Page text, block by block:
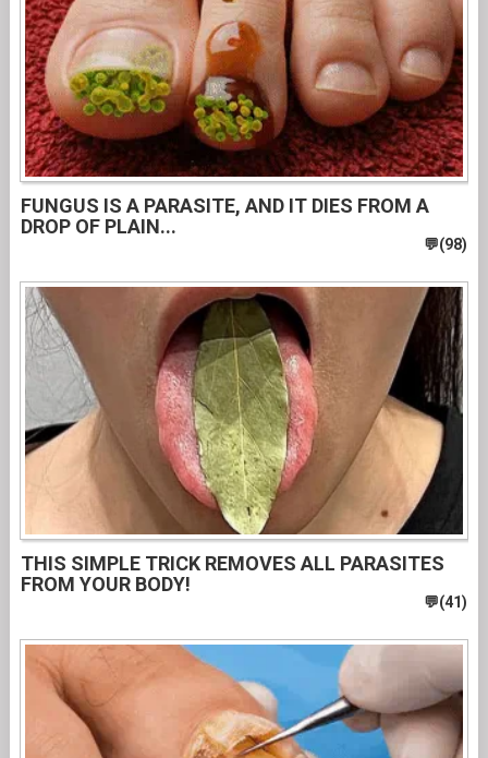
FUNGUS IS A PARASITE, AND IT DIES FROM A
DROP OF PLAIN...
THIS SIMPLE TRICK REMOVES ALL PARASITES
FROM YOUR BODY!